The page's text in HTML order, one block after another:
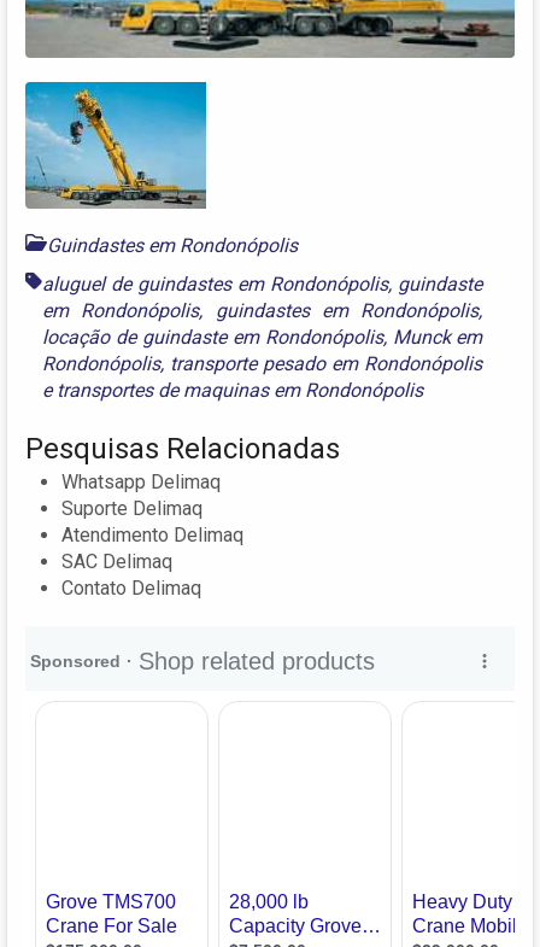
Guindastes em Rondonópolis
aluguel de guindastes em Rondonópolis, guindaste
em Rondonópolis, guindastes em Rondonópolis,
locação de guindaste em Rondonópolis, Munck em
Rondonópolis, transporte pesado em Rondonópolis
e transportes de maquinas em Rondonópolis
Pesquisas Relacionadas
Whatsapp Delimaq
Suporte Delimaq
Atendimento Delimaq
SAC Delimaq
Contato Delimaq